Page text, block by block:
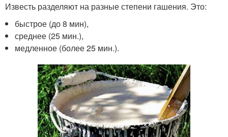
Известь разделяют на разные степени гашения. Это:
быстрое (до 8 мин),
среднее (25 мин.),
медленное (более 25 мин.).